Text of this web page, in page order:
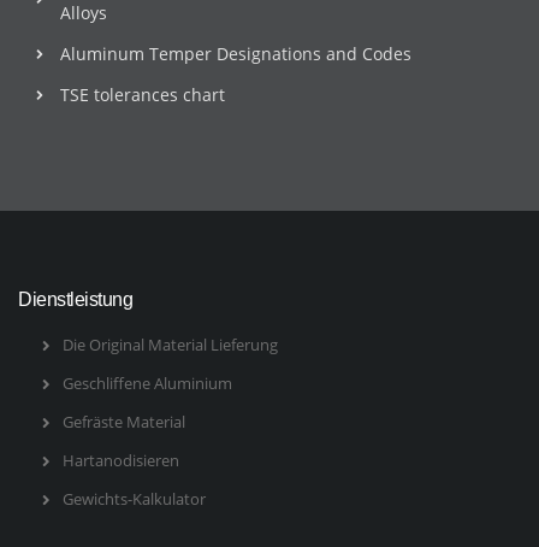
Alloys
Aluminum Temper Designations and Codes
TSE tolerances chart
Dienstleistung
Die Original Material Lieferung
Geschliffene Aluminium
Gefräste Material
Hartanodisieren
Gewichts-Kalkulator